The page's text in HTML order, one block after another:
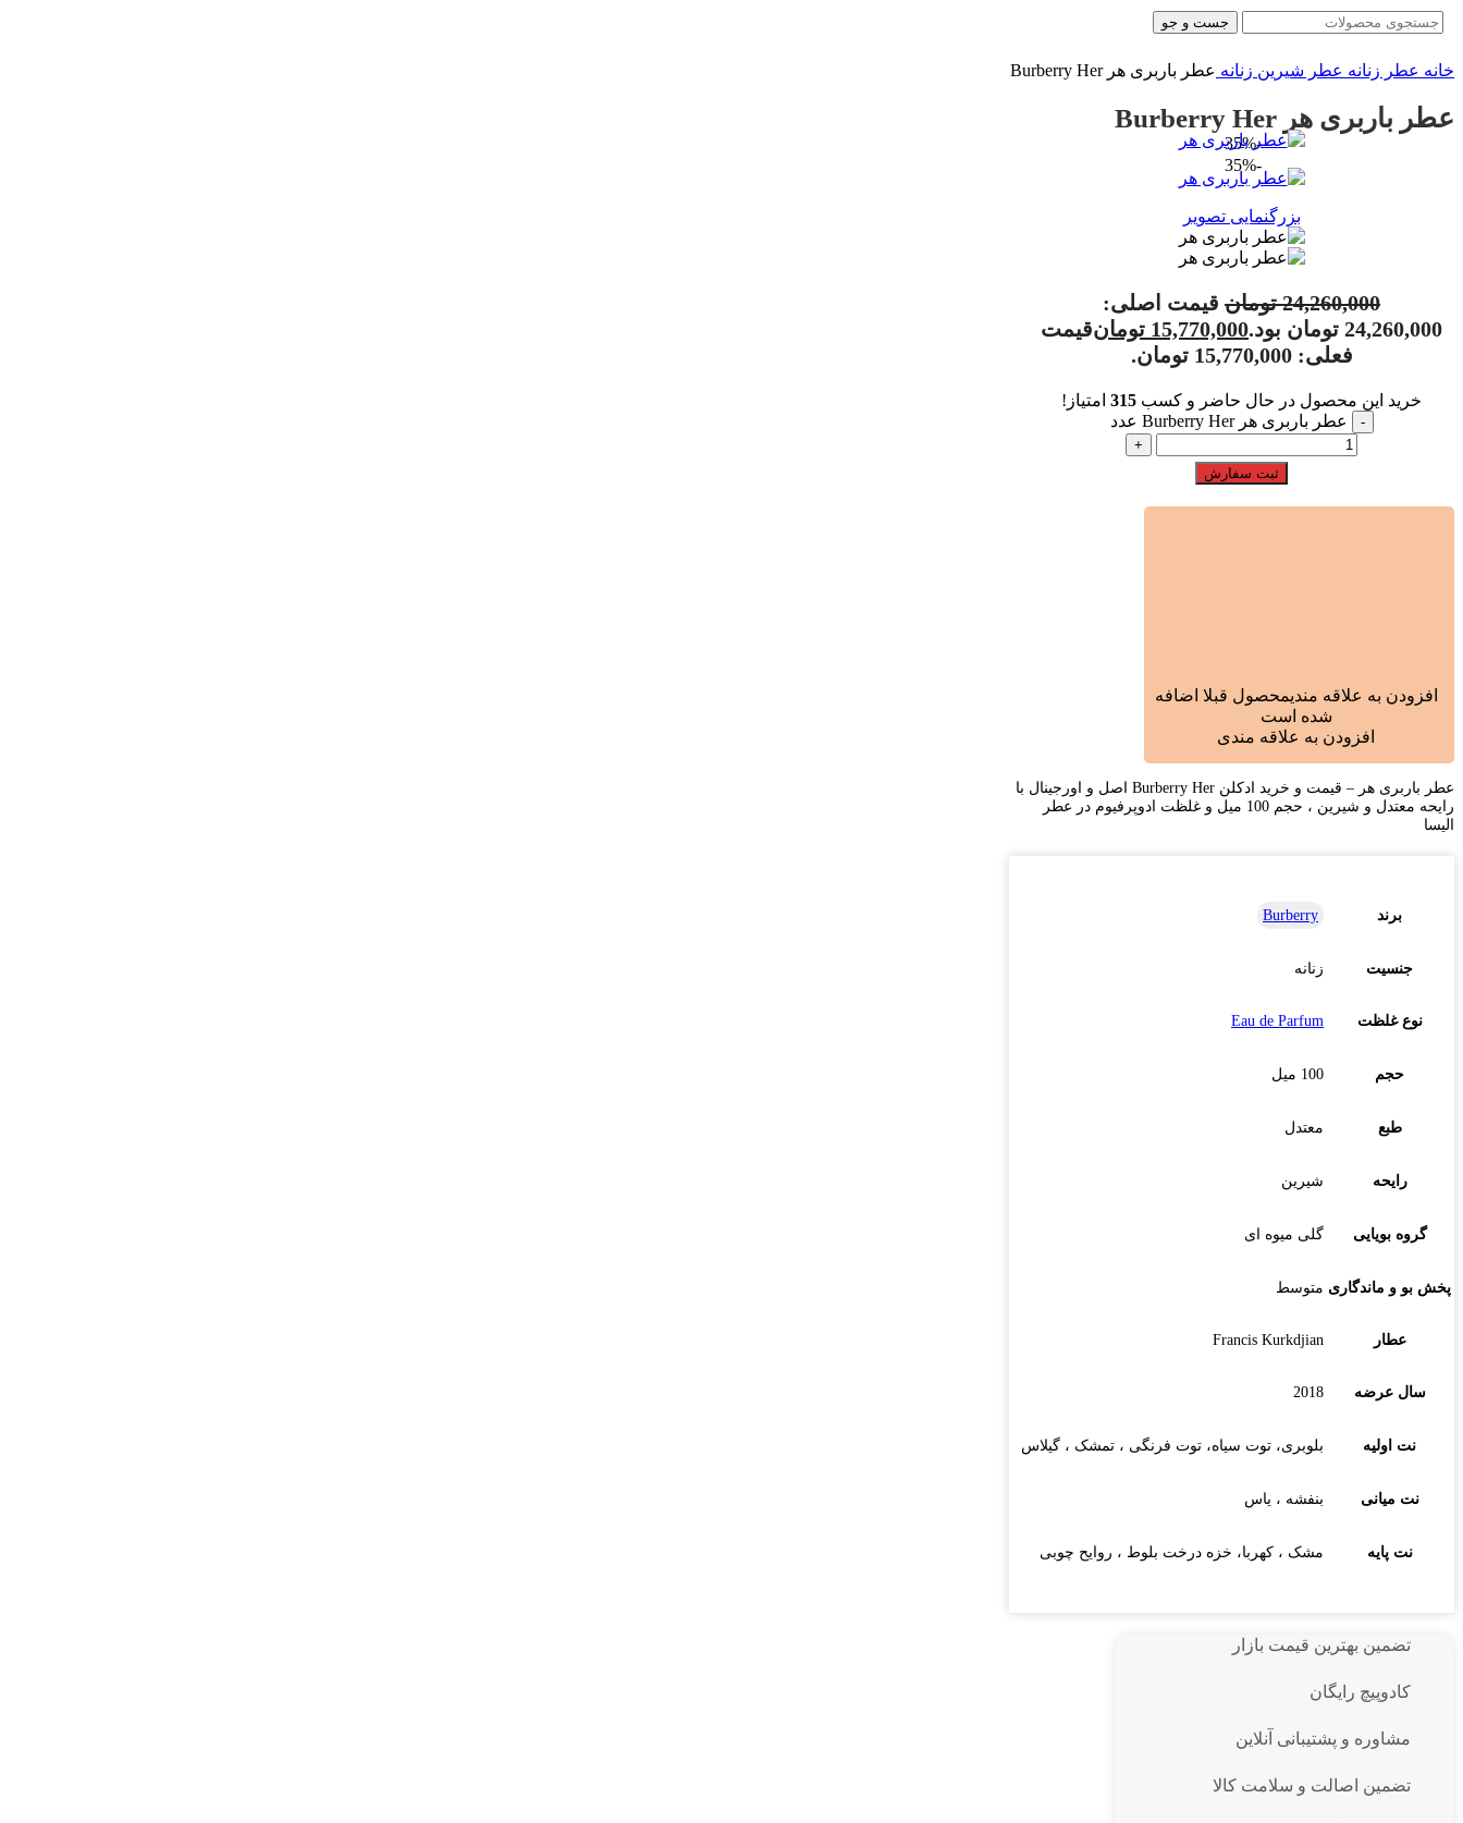
جست و جو
خانه عطر زنانه عطر شیرین زنانه عطر باربری هر Burberry Her
عطر باربری هر Burberry Her
-35%
-35%
بزرگنمایی تصویر
24,260,000 تومان قیمت اصلی:
24,260,000 تومان بود.
15,770,000 تومانقیمت
فعلی: 15,770,000 تومان.
خرید این محصول در حال حاضر و کسب 315امتیاز!
عطر باربری هر Burberry Her عدد
ثبت سفارش
افزودن به علاقه مندیمحصول قبلا اضافه
شده است
افزودن به علاقه مندی
عطر باربری هر – قیمت و خرید ادکلن Burberry Her اصل و اورجینال با
رایحه معتدل و شیرین ، حجم 100 میل و غلظت ادوپرفیوم در عطر
الیسا
برند Burberry
جنسیت زنانه
نوع غلظت Eau de Parfum
حجم 100 میل
طبع معتدل
رایحه شیرین
گروه بویایی گلی میوه ای
پخش بو و ماندگاری متوسط
عطار Francis Kurkdjian
سال عرضه 2018
نت اولیه بلوبری، توت سیاه، توت فرنگی ، تمشک ، گیلاس
نت میانی بنفشه ، یاس
نت پایه مشک ، کهربا، خزه درخت بلوط ، روایح چوبی
تضمین بهترین قیمت بازار
کادوپیچ رایگان
مشاوره و پشتیبانی آنلاین
تضمین اصالت و سلامت کالا